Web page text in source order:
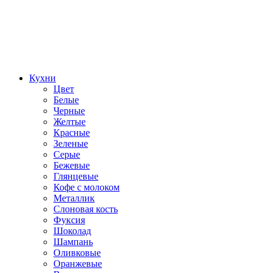
Кухни
Цвет
Белые
Черные
Желтые
Красные
Зеленые
Серые
Бежевые
Глянцевые
Кофе с молоком
Металлик
Слоновая кость
Фуксия
Шоколад
Шампань
Оливковые
Оранжевые